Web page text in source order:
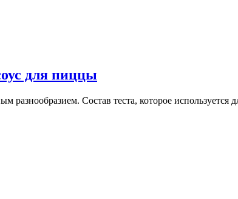
для пиццы
разнообразием. Состав теста, которое используется